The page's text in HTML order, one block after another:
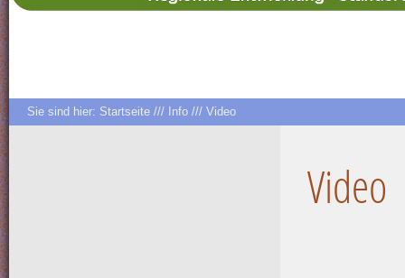
Sie sind hier: Startseite /// Info /// Video
Video